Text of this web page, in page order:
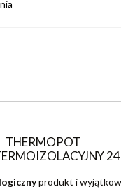
THERMOPOT
produkt i